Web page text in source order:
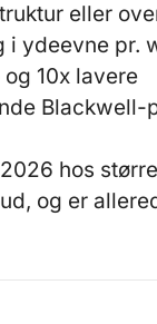
eller
i ydeevne pr.
10x lavere
Blackwell-
hos
og er